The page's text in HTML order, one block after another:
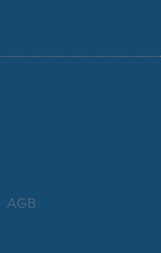
AGB